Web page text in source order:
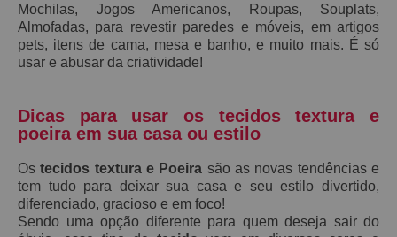
Mochilas, Jogos Americanos, Roupas, Souplats,
Almofadas, para revestir paredes e móveis, em artigos
pets, itens de cama, mesa e banho, e muito mais. É só
usar e abusar da criatividade!
Dicas para usar os tecidos textura e
poeira em sua casa ou estilo
Ostecidos textura e Poeira são as novas tendências e
tem tudo para deixar sua casa e seu estilo divertido,
diferenciado, gracioso e em foco!
Sendo uma opção diferente para quem deseja sair do